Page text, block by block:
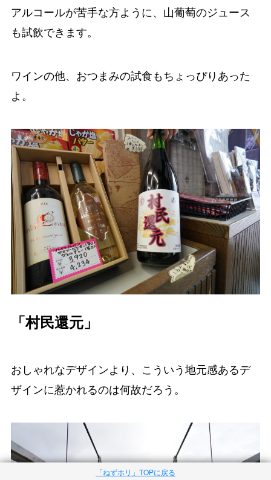
アルコールが苦手な方ように、山葡萄のジュース
も試飲できます。
ワインの他、おつまみの試食もちょっぴりあった
よ。
「村民還元」
おしゃれなデザインより、こういう地元感あるデ
ザインに惹かれるのは何故だろう。
「ねずホリ」TOPに戻る